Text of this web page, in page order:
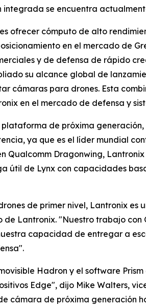
integrada se encuentra
ofrecer cómputo de alto
en el mercado de
y de defensa de rápido
su alcance global de
cámaras para drones. Esta
en el mercado de defensa y
de próxima
ya que es el líder mundial
Qualcomm Dragonwing,
útil de Lynx con capacidades
de primer nivel, Lantronix
Lantronix. "Nuestro trabajo
capacidad de entregar a
Hadron y el software
Edge", dijo Mike Walters,
cámara de próxima generación